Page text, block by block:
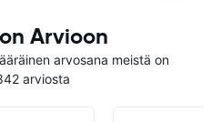
Arvioon
arvosana meistä on
arviosta